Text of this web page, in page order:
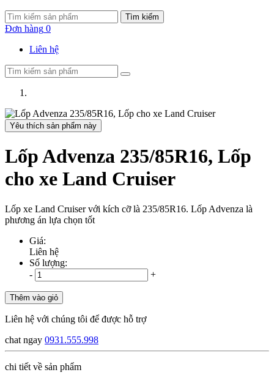
Tìm kiếm
Đơn hàng 0
Liên hệ
Yêu thích sản phẩm này
Lốp Advenza 235/85R16, Lốp
cho xe Land Cruiser
Lốp xe Land Cruiser với kích cỡ là 235/85R16. Lốp Advenza là
phương án lựa chọn tốt
Giá:
Liên hệ
Số lượng:
-
+
Thêm vào giỏ
Liên hệ với chúng tôi để được hỗ trợ
chat ngay 0931.555.998
chi tiết về sản phẩm